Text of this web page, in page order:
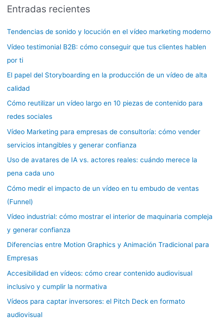
c
a
Entradas recientes
Tendencias de sonido y locución en el vídeo marketing moderno
Vídeo testimonial B2B: cómo conseguir que tus clientes hablen
por ti
El papel del Storyboarding en la producción de un vídeo de alta
calidad
Cómo reutilizar un vídeo largo en 10 piezas de contenido para
redes sociales
Vídeo Marketing para empresas de consultoría: cómo vender
servicios intangibles y generar confianza
Uso de avatares de IA vs. actores reales: cuándo merece la
pena cada uno
Cómo medir el impacto de un vídeo en tu embudo de ventas
(Funnel)
Vídeo industrial: cómo mostrar el interior de maquinaria compleja
y generar confianza
Diferencias entre Motion Graphics y Animación Tradicional para
Empresas
Accesibilidad en vídeos: cómo crear contenido audiovisual
inclusivo y cumplir la normativa
Vídeos para captar inversores: el Pitch Deck en formato
audiovisual